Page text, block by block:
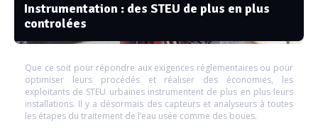
Instrumentation : des STEU de plus en plus
controlées
Que ce soit pour répondre aux exigences réglementaires ou pour
optimiser leurs procédés et réaliser des économies, les
exploitants de STEU urbaines instrumentent de plus en plus leurs
installations. Il y a désormais des capteurs et analyseurs à toutes
les étapes du traitement de l’eau usée comme des boues.